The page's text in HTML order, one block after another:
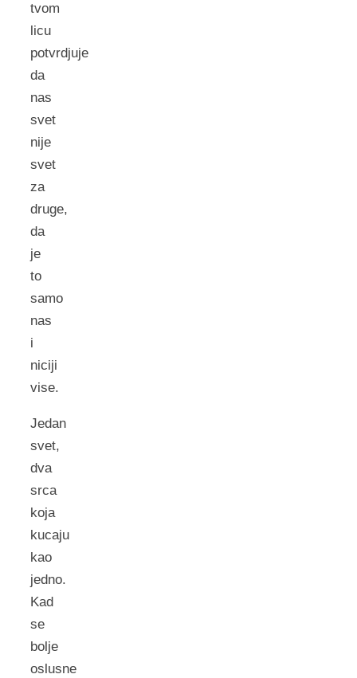
tvom
licu
potvrdjuje
da
nas
svet
nije
svet
za
druge,
da
je
to
samo
nas
i
niciji
vise.
Jedan
svet,
dva
srca
koja
kucaju
kao
jedno.
Kad
se
bolje
oslusne